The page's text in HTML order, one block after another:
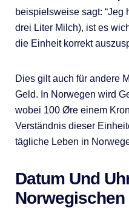
beispielsweise sagt: “Jeg
drei Liter Milch), ist es
die Einheit korrekt
Dies gilt auch für andere
Geld. In Norwegen wird
wobei 100 Øre einem
Verständnis dieser
tägliche Leben in
Datum Und
Norwegischen